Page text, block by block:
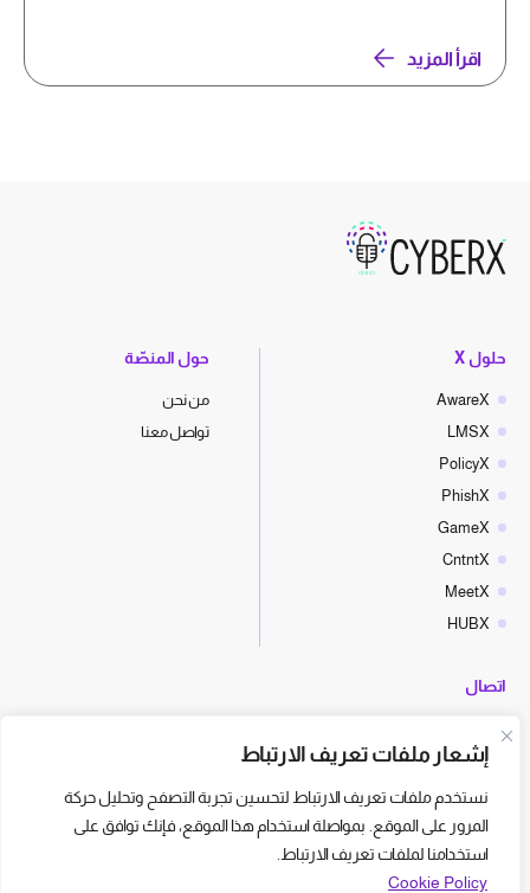
إشعار ملفات تعريف الارتباط
نستخدم ملفات تعريف الارتباط لتحسين تجربة التصفح وتحليل حركة
المرور على الموقع. بمواصلة استخدام هذا الموقع، فإنك توافق على
استخدامنا لملفات تعريف الارتباط.
Cookie Policy
اقرأ المزيد
حلول X
AwareX
LMSX
PolicyX
PhishX
GameX
CntntX
MeetX
HUBX
حول المنصّة
من نحن
تواصل معنا
اتصال
hello@cyberx.world